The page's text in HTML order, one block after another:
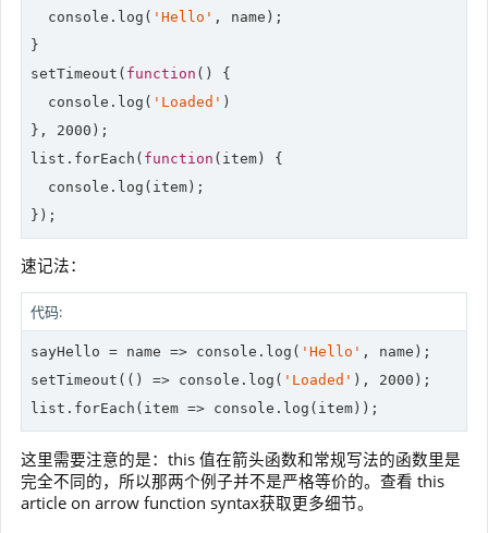
console .log( 'Hello' , name);
}
setTimeout( function ( ) {
console .log( 'Loaded' )
}, 2000 );
list.forEach( function ( item ) {
console .log(item);
});
速记法：
代码:
sayHello = name => console .log( 'Hello' , name);
setTimeout( () => console .log( 'Loaded' ), 2000 );
list.forEach( item => console .log(item));
这里需要注意的是：this 值在箭头函数和常规写法的函数里是
完全不同的，所以那两个例子并不是严格等价的。查看 this
article on arrow function syntax获取更多细节。